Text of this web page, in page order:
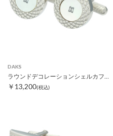
DAKS
ラウンドデコレーションシェルカフス Ⅱ ホワイト
￥13,200(税込)